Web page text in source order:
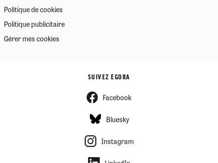
Politique de cookies
Politique publicitaire
Gérer mes cookies
SUIVEZ EGORA
Facebook
Bluesky
Instagram